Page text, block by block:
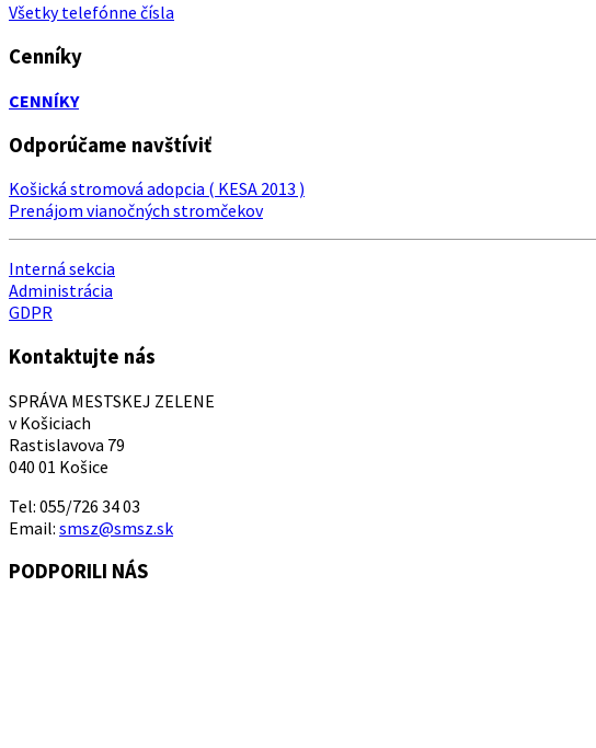
Všetky telefónne čísla
Cenníky
CENNÍKY
Odporúčame navštíviť
Košická stromová adopcia ( KESA 2013 )
Prenájom vianočných stromčekov
Interná sekcia
Administrácia
GDPR
Kontaktujte nás
SPRÁVA MESTSKEJ ZELENE
v Košiciach
Rastislavova 79
040 01 Košice
Tel: 055/726 34 03
Email: smsz@smsz.sk
PODPORILI NÁS